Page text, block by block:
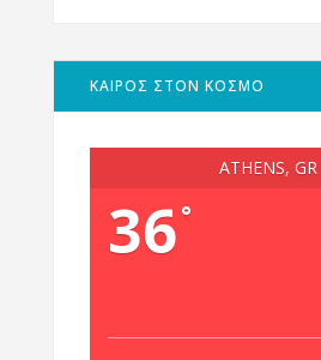
ΚΑΙΡΟΣ ΣΤΟΝ ΚΟΣΜΟ
ATHENS, GR
36°